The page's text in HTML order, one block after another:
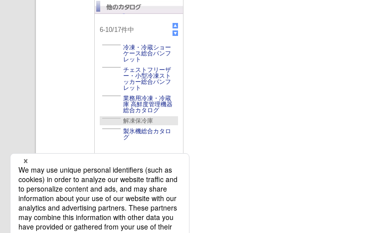
6-10/17件中
冷凍・冷蔵ショー
ケース総合パンフ
レット
チェストフリーザ
ー・小型冷凍スト
ッカー総合パンフ
レット
業務用冷凍・冷蔵
庫 高鮮度管理機器
総合カタログ
解凍保冷庫
製氷機総合カタロ
グ